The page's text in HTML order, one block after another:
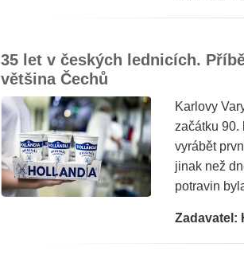
35 let v českých lednicích.
většina Čechů
Karlovy
začátku 90.
vyrábět
jinak než
potravin
Zadavatel: